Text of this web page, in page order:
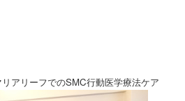
アリーフでのSMC行動医学療法ケア